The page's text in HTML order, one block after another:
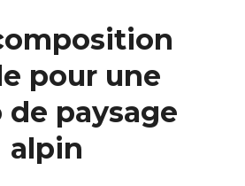
pour une
paysage
alpin